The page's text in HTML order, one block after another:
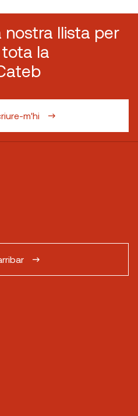
nostra llista per
la
m'hi